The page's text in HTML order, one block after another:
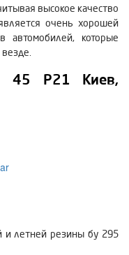
высокое качество
очень хорошей
автомобилей, которые
и везде.
45 Р21 Киев,
и летней резины бу 295